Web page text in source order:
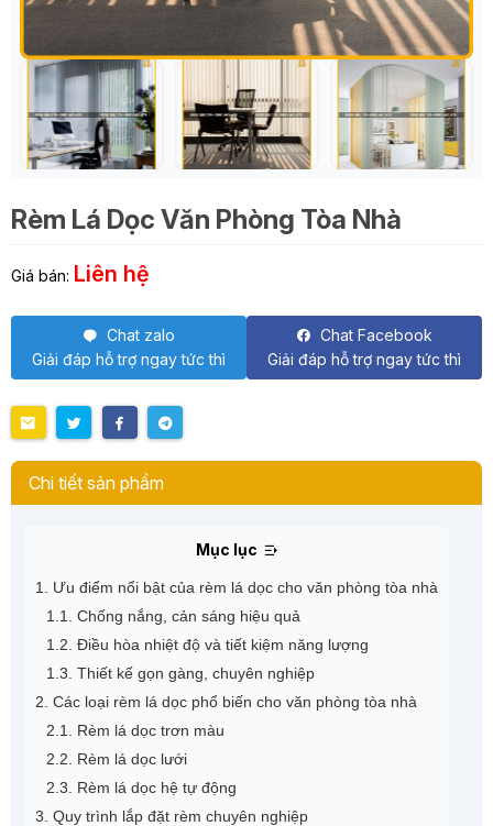
Rèm Lá Dọc Văn Phòng Tòa Nhà
Giá bán: Liên hệ
Chat zalo
Giải đáp hỗ trợ ngay tức thì
Chat Facebook
Giải đáp hỗ trợ ngay tức thì
Chi tiết sản phẩm
Mục lục
1. Ưu điểm nổi bật của rèm lá dọc cho văn phòng tòa nhà
1.1. Chống nắng, cản sáng hiệu quả
1.2. Điều hòa nhiệt độ và tiết kiệm năng lượng
1.3. Thiết kế gọn gàng, chuyên nghiệp
2. Các loại rèm lá dọc phổ biến cho văn phòng tòa nhà
2.1. Rèm lá dọc trơn màu
2.2. Rèm lá dọc lưới
2.3. Rèm lá dọc hệ tự động
3. Quy trình lắp đặt rèm chuyên nghiệp